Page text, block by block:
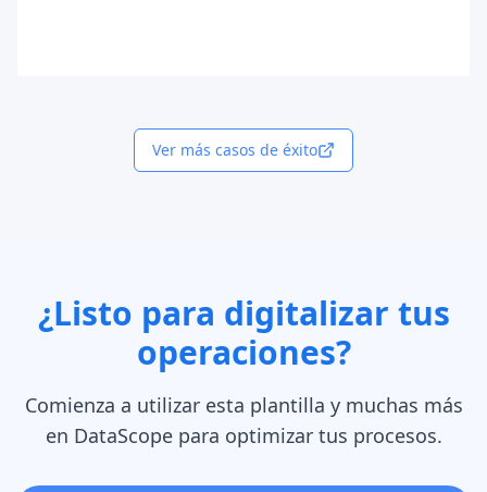
Ver más casos de éxito
¿Listo para digitalizar tus
operaciones?
Comienza a utilizar esta plantilla y muchas más
en DataScope para optimizar tus procesos.